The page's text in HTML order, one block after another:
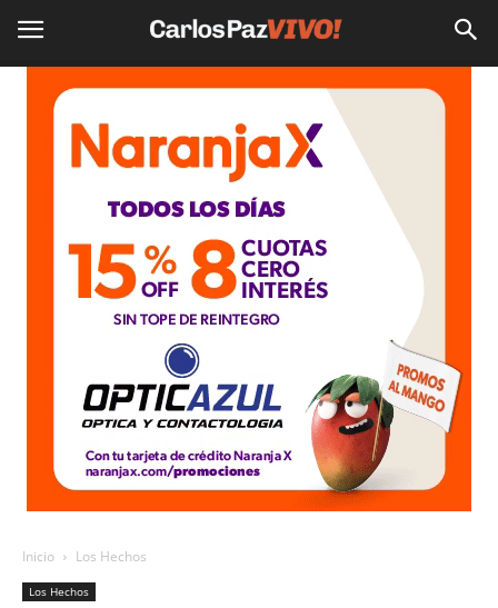
Inicio Los Hechos
Los Hechos